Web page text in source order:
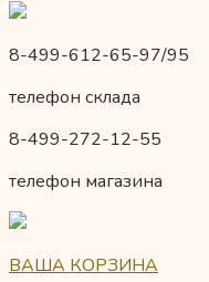
8-499-612-65-97/95
телефон склада
8-499-272-12-55
телефон магазина
ВАША КОРЗИНА